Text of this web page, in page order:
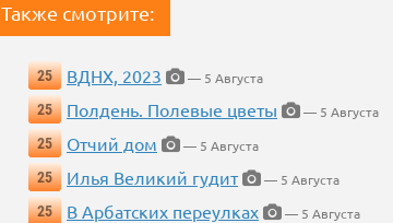
Также смотрите:
25 ВДНХ, 2023
— 5 Августа
25
Полдень. Полевые цветы
— 5 Августа
25
Отчий дом
— 5 Августа
25
Илья Великий гудит
— 5 Августа
25
В Арбатских переулках
— 5 Августа